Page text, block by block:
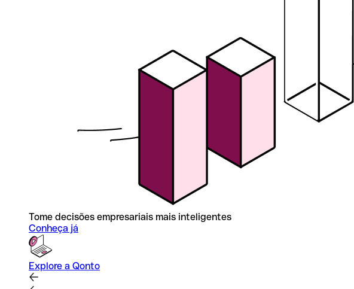
Tome decisões empresariais mais inteligentes
Conheça já
Explore a Qonto